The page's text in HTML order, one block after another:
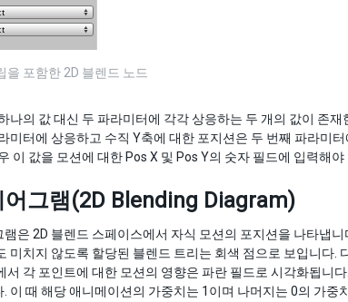
을 포함한 2D 블렌드 노드
나의 값 대신 두 파라미터에 각각 상응하는 두 개의 값이 존
미터에 상응하고 수직 Y축에 대한 포지션은 두 번째 파라미
이 값을 모션에 대한 Pos X 및 Pos Y의 숫자 필드에 입력해야
어그램(2D Blending Diagram)
은 2D 블렌드 스페이스에서 자식 모션의 포지션을 나타냅
미치지 않도록 할당된 블렌드 트리는 회색 점으로 보입니다.
서 각 포인트에 대한 모션의 영향은 파란 필드로 시각화됩니
이 때 해당 애니메이션의 가중치는 1이며 나머지는 0의 가